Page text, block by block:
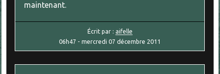
maintenant.
Écrit par : aifelle
06h47 -mercredi 07 décembre 2011